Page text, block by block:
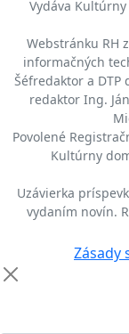
Vydáva
Webstránku RH
informačných
Šéfredaktor a DTP
redaktor Ing.
Povolené
Kultúrny
Uzávierka
vydaním novín.
Zásady